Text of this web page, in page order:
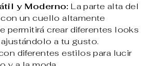
y Moderno: La parte alta del
un cuello altamente
permitirá crear diferentes looks
a tu gusto.
diferentes estilos para lucir